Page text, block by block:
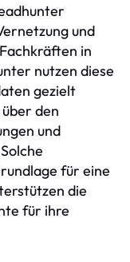
und
in
nutzen diese
gezielt
den
und
für eine
die
für ihre